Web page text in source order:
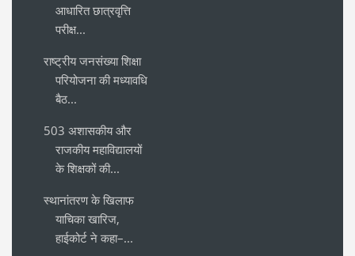
आधारित छात्रवृत्ति
परीक्ष...
राष्ट्रीय जनसंख्या शिक्षा
परियोजना की मध्यावधि
बैठ...
503 अशासकीय और
राजकीय महाविद्यालयों
के शिक्षकों की...
स्थानांतरण के खिलाफ
याचिका खारिज,
हाईकोर्ट ने कहा–...